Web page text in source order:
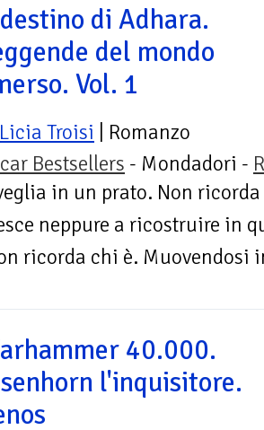
di Adhara.
del mondo
Vol. 1
Licia Troisi | Romanzo
Bestsellers - Mondadori -
in un prato. Non
neppure a ricostruire in
ricorda chi è. Muovendosi
40.000.
l'inquisitore.